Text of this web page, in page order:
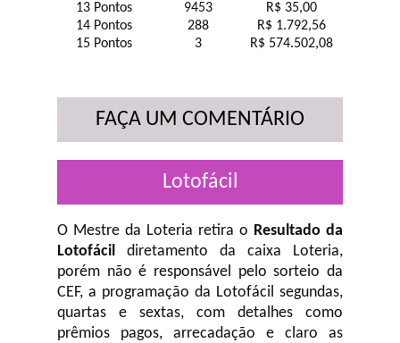
13 Pontos
9453
R$ 35,00
14 Pontos
288
R$ 1.792,56
15 Pontos
3 R$ 574.502,08
FAÇA UM COMENTÁRIO
Lotofácil
O Mestre da Loteria retira o Resultado da
Lotofácil diretamento da caixa Loteria,
porém não é responsável pelo sorteio da
CEF, a programação da Lotofácil segundas,
quartas e sextas, com detalhes como
prêmios pagos, arrecadação e claro as